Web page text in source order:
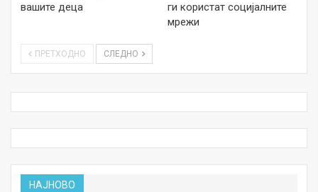
вашите деца
ги користат социјалните
мрежи
ПРЕТХОДНО СЛЕДНО
НАЈНОВО